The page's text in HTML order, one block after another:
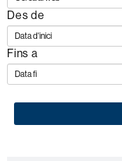
Des de
Fins a